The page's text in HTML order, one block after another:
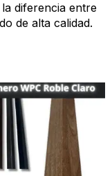
diferencia entre
de alta calidad.